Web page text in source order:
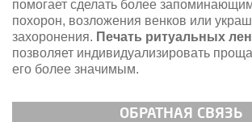
помогает сделать более
похорон, возложения венков или
захоронения. Печать ритуальных
позволяет индивидуализировать
его более значимым.
ОБРАТНАЯ СВЯЗЬ